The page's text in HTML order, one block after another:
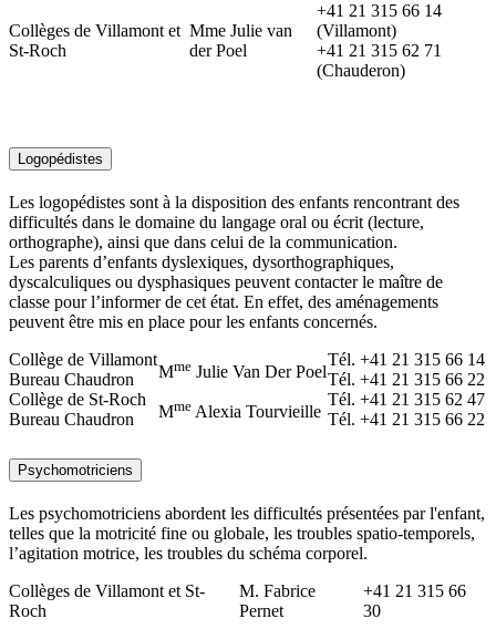
Collèges de Villamont et
St-Roch
Mme Julie van
der Poel
+41 21 315 66 14
(Villamont)
+41 21 315 62 71
(Chauderon)
Logopédistes
Les logopédistes sont à la disposition des enfants rencontrant des
difficultés dans le domaine du langage oral ou écrit (lecture,
orthographe), ainsi que dans celui de la communication.
Les parents d’enfants dyslexiques, dysorthographiques,
dyscalculiques ou dysphasiques peuvent contacter le maître de
classe pour l’informer de cet état. En effet, des aménagements
peuvent être mis en place pour les enfants concernés.
Collège de Villamont
Bureau Chaudron
Mme Julie Van Der Poel
Tél. +41 21 315 66 14
Tél. +41 21 315 66 22
Collège de St-Roch
Bureau Chaudron
Mme Alexia Tourvieille
Tél. +41 21 315 62 47
Tél. +41 21 315 66 22
Psychomotriciens
Les psychomotriciens abordent les difficultés présentées par l'enfant,
telles que la motricité fine ou globale, les troubles spatio-temporels,
l’agitation motrice, les troubles du schéma corporel.
Collèges de Villamont et St-
Roch
M. Fabrice
Pernet
+41 21 315 66
30